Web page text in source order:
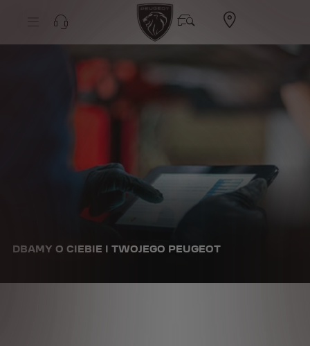
DBAMY O CIEBIE I TWOJEGO PEUGEOT
NAJWAŻNIEJSZE INFORMACJE